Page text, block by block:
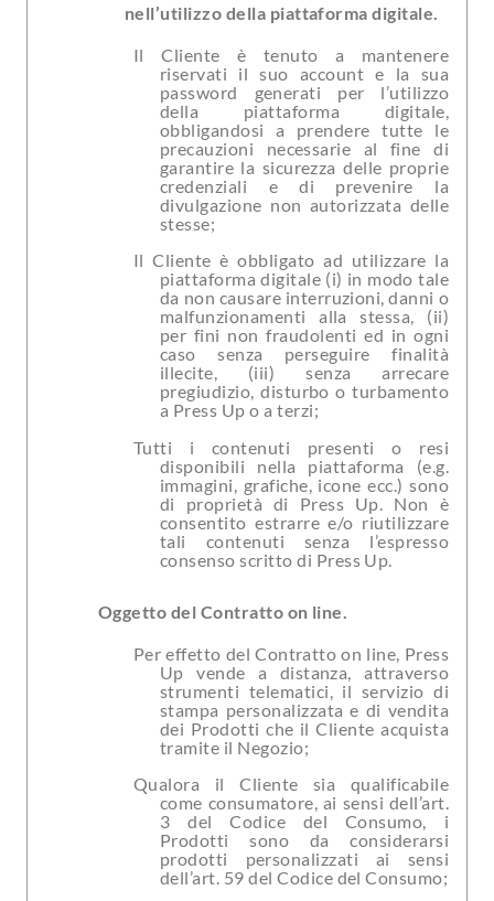
nell’utilizzo della piattaforma digitale.
Il Cliente è tenuto a mantenere
riservati il suo account e la sua
password generati per l’utilizzo
della piattaforma digitale,
obbligandosi a prendere tutte le
precauzioni necessarie al fine di
garantire la sicurezza delle proprie
credenziali e di prevenire la
divulgazione non autorizzata delle
stesse;
Il Cliente è obbligato ad utilizzare la
piattaforma digitale (i) in modo tale
da non causare interruzioni, danni o
malfunzionamenti alla stessa, (ii)
per fini non fraudolenti ed in ogni
caso senza perseguire finalità
illecite, (iii) senza arrecare
pregiudizio, disturbo o turbamento
a Press Up o a terzi;
Tutti i contenuti presenti o resi
disponibili nella piattaforma (e.g.
immagini, grafiche, icone ecc.) sono
di proprietà di Press Up. Non è
consentito estrarre e/o riutilizzare
tali contenuti senza l’espresso
consenso scritto di Press Up.
Oggetto del Contratto on line.
Per effetto del Contratto on line, Press
Up vende a distanza, attraverso
strumenti telematici, il servizio di
stampa personalizzata e di vendita
dei Prodotti che il Cliente acquista
tramite il Negozio;
Qualora il Cliente sia qualificabile
come consumatore, ai sensi dell’art.
3 del Codice del Consumo, i
Prodotti sono da considerarsi
prodotti personalizzati ai sensi
dell’art. 59 del Codice del Consumo;